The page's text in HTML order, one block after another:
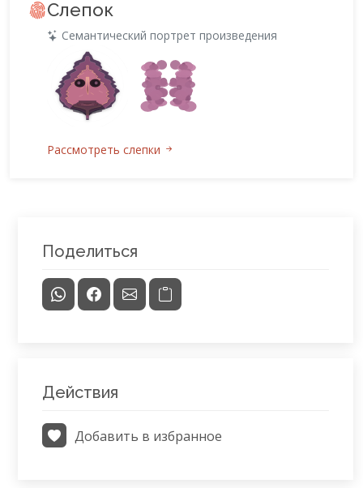
Слепок
Семантический портрет произведения
Рассмотреть слепки
Поделиться
Действия
Добавить в избранное